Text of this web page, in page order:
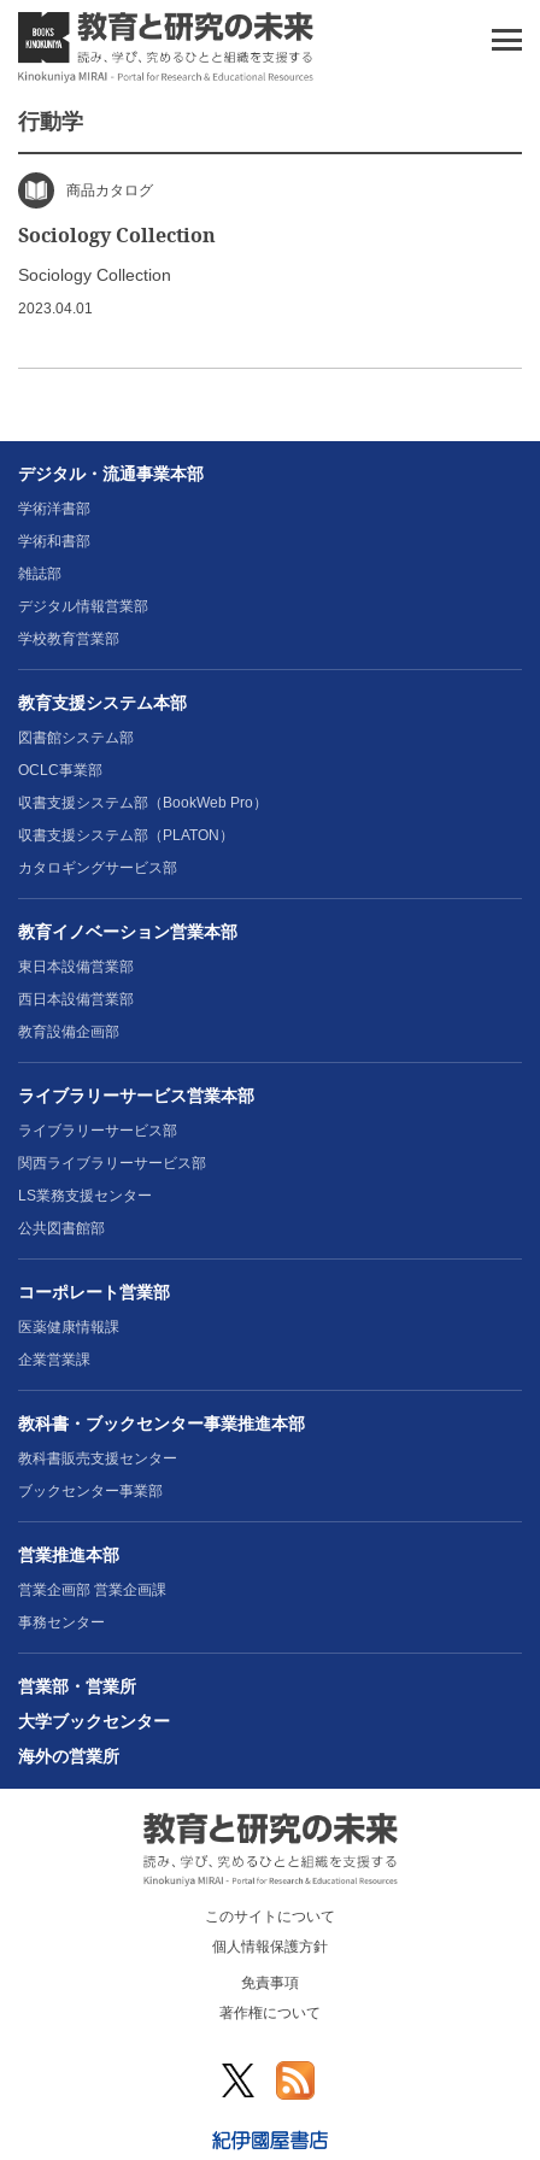
行動学
商品カタログ
Sociology Collection
Sociology Collection
2023.04.01
デジタル・流通事業本部
学術洋書部
学術和書部
雑誌部
デジタル情報営業部
学校教育営業部
教育支援システム本部
図書館システム部
OCLC事業部
収書支援システム部（BookWeb Pro）
収書支援システム部（PLATON）
カタロギングサービス部
教育イノベーション営業本部
東日本設備営業部
西日本設備営業部
教育設備企画部
ライブラリーサービス営業本部
ライブラリーサービス部
関西ライブラリーサービス部
LS業務支援センター
公共図書館部
コーポレート営業部
医薬健康情報課
企業営業課
教科書・ブックセンター事業推進本部
教科書販売支援センター
ブックセンター事業部
営業推進本部
営業企画部 営業企画課
事務センター
営業部・営業所
大学ブックセンター
海外の営業所
このサイトについて
個人情報保護方針
免責事項
著作権について